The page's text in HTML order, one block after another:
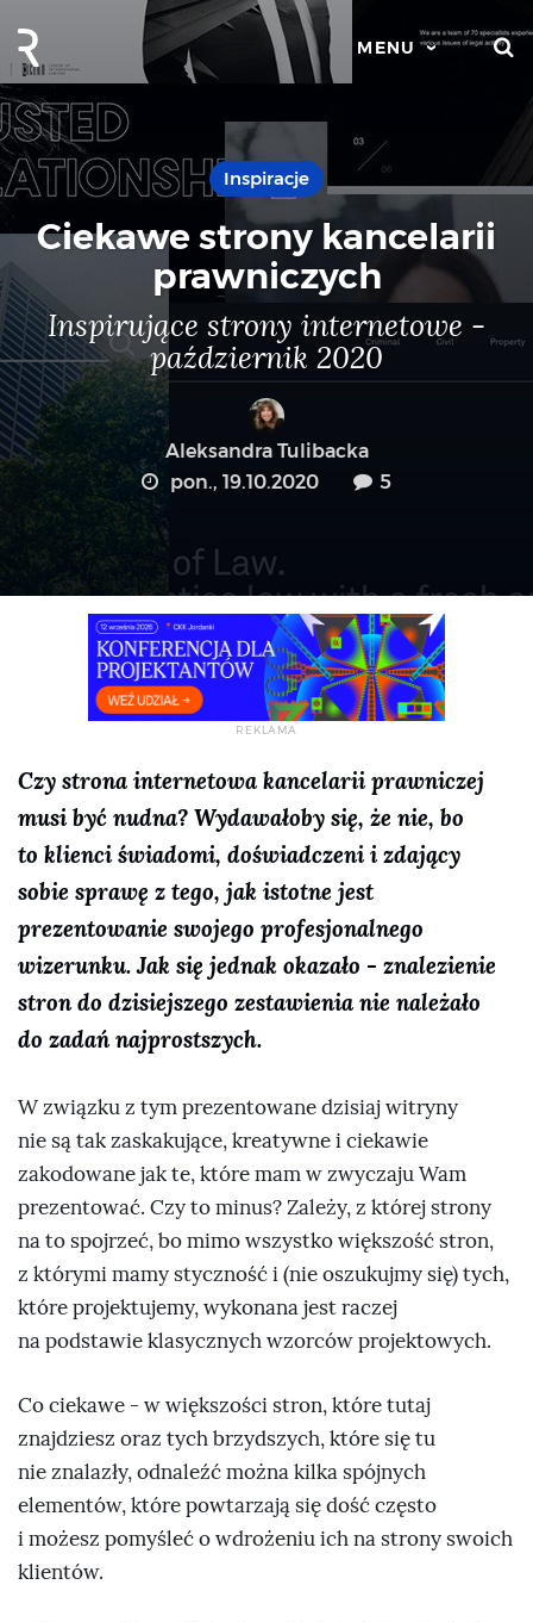
MENU
Inspiracje
Ciekawe strony kancelarii
prawniczych
Inspirujące strony internetowe -
październik 2020
Aleksandra Tulibacka
pon., 19.10.2020
5
Czy strona internetowa kancelarii prawniczej
musi być nudna? Wydawałoby się, że nie, bo
to klienci świadomi, doświadczeni i zdający
sobie sprawę z tego, jak istotne jest
prezentowanie swojego profesjonalnego
wizerunku. Jak się jednak okazało - znalezienie
stron do dzisiejszego zestawienia nie należało
do zadań najprostszych.
W związku z tym prezentowane dzisiaj witryny
nie są tak zaskakujące, kreatywne i ciekawie
zakodowane jak te, które mam w zwyczaju Wam
prezentować. Czy to minus? Zależy, z której strony
na to spojrzeć, bo mimo wszystko większość stron,
z którymi mamy styczność i (nie oszukujmy się) tych,
które projektujemy, wykonana jest raczej
na podstawie klasycznych wzorców projektowych.
Co ciekawe - w większości stron, które tutaj
znajdziesz oraz tych brzydszych, które się tu
nie znalazły, odnaleźć można kilka spójnych
elementów, które powtarzają się dość często
i możesz pomyśleć o wdrożeniu ich na strony swoich
klientów.